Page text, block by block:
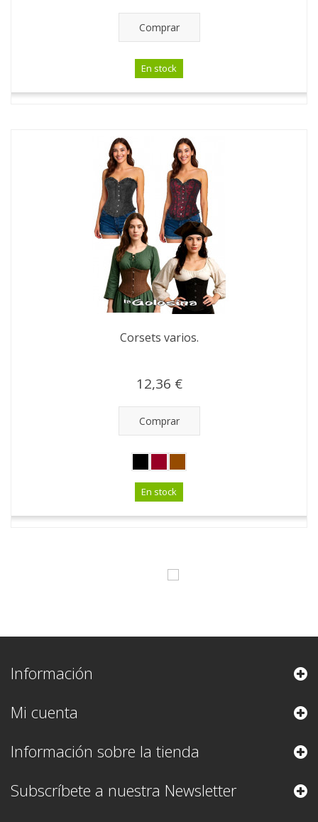
Comprar
En stock
Corsets varios.
12,36 €
Comprar
En stock
Información
Mi cuenta
Información sobre la tienda
Subscríbete a nuestra Newsletter